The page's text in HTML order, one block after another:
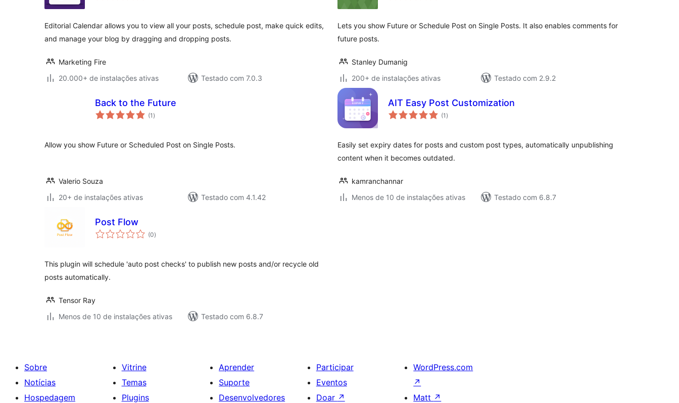
Editorial Calendar allows you to view all your posts, schedule post, make quick edits,
and manage your blog by dragging and dropping posts.
Marketing Fire
20.000+ de instalações ativas
Testado com 7.0.3
Lets you show Future or Schedule Post on Single Posts. It also enables comments for
future posts.
Stanley Dumanig
200+ de instalações ativas
Testado com 2.9.2
Back to the Future
(1 total
de
)
Allow you show Future or Scheduled Post on Single Posts.
Valerio Souza
20+ de instalações ativas
Testado com 4.1.42
AIT Easy Post Customization
(1 total
de
)
Easily set expiry dates for posts and custom post types, automatically unpublishing
content when it becomes outdated.
kamranchannar
Menos de 10 de instalações ativas
Testado com 6.8.7
Post Flow
(0total
de
)
This plugin will schedule 'auto post checks' to publish new posts and/or recycle old
posts automatically.
Tensor Ray
Menos de 10 de instalações ativas
Testado com 6.8.7
Sobre
Notícias
Hospedagem
Vitrine
Temas
Plugins
Aprender
Suporte
Desenvolvedores
Participar
Eventos
Doar ↗
WordPress.com
↗
Matt ↗